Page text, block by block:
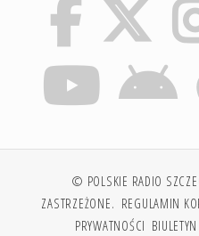
© POLSKIE RADIO
ZASTRZEŻONE. REGULAMIN
PRYWATNOŚCI